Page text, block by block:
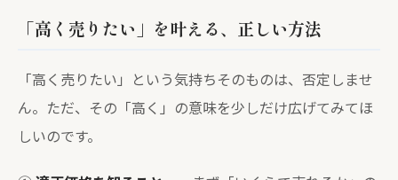
「高く売りたい」を叶える、正しい方法
「高く売りたい」という気持ちそのものは、否定しませ
ん。ただ、その「高く」の意味を少しだけ広げてみてほ
しいのです。